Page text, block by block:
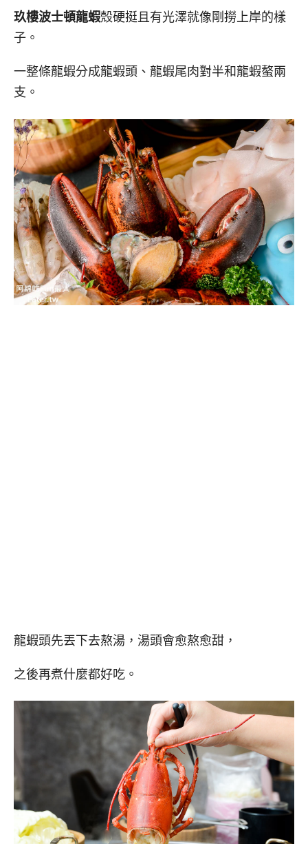
玖樓波士頓龍蝦殼硬挺且有光澤就像剛撈上岸的樣
子。
一整條龍蝦分成龍蝦頭、龍蝦尾肉對半和龍蝦螯兩
支。
龍蝦頭先丟下去熬湯，湯頭會愈熬愈甜，
之後再煮什麼都好吃。